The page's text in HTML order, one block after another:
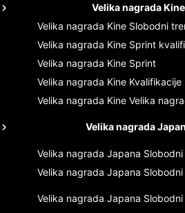
Velika nagrada Kine
Velika nagrada Kine Slobodni
Velika nagrada Kine Sprint
Velika nagrada Kine Sprint
Velika nagrada Kine Kvalifikacije
Velika nagrada Kine Velika
Velika nagrada
Velika nagrada Japana
Velika nagrada Japana
Velika nagrada Japana